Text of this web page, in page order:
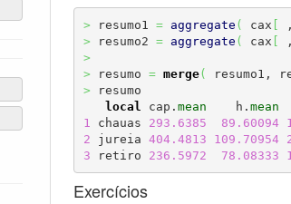
> resumo1 = aggregate ( cax [
> resumo2 = aggregate ( cax [
>
> resumo = merge( resumo1,
> resumo
local
cap. mean
    h.
mean
1
chauas 293.6385 89.60094
2 jureia 404.4813 109.70954
3 retiro 236.5972 78.08333
Exercícios